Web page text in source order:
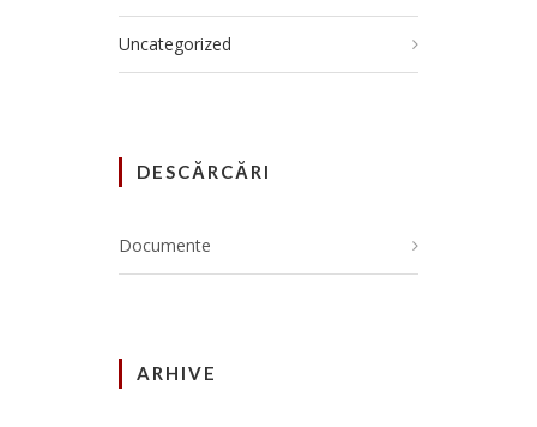
Uncategorized
DESCĂRCĂRI
Documente
ARHIVE